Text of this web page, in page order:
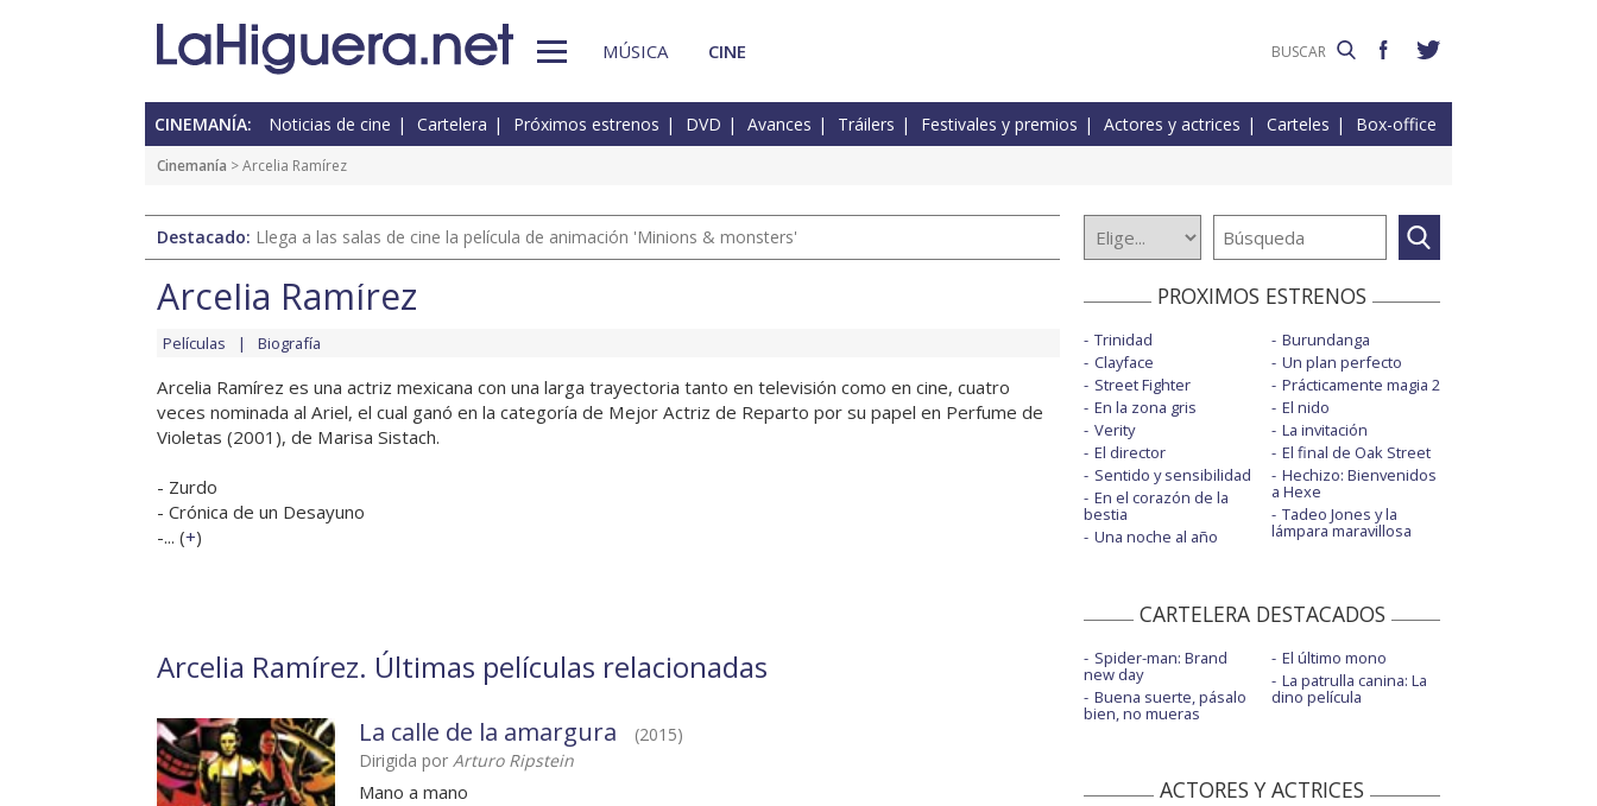
MÚSICA CINE
CINEMANÍA: Noticias de cine Cartelera Próximos estrenos DVD Avances Tráilers Festivales y premios Actores y actrices Carteles Box-office
Cinemanía > Arcelia Ramírez
Destacado: Llega a las salas de cine la película de animación 'Minions & monsters'
Arcelia Ramírez
Películas Biografía
Arcelia Ramírez es una actriz mexicana con una larga trayectoria tanto en televisión como en cine, cuatro
veces nominada al Ariel, el cual ganó en la categoría de Mejor Actriz de Reparto por su papel en Perfume de
Violetas (2001), de Marisa Sistach.
- Zurdo
- Crónica de un Desayuno
-... (+)
Arcelia Ramírez. Últimas películas relacionadas
La calle de la amargura
(2015)
Dirigida por Arturo Ripstein
Mano a mano
PROXIMOS ESTRENOS
Trinidad
Clayface
Street Fighter
En la zona gris
Verity
El director
Sentido y sensibilidad
En el corazón de la
bestia
Una noche al año
Burundanga
Un plan perfecto
Prácticamente magia 2
El nido
La invitación
El final de Oak Street
Hechizo: Bienvenidos
a Hexe
Tadeo Jones y la
lámpara maravillosa
CARTELERA DESTACADOS
Spider-man: Brand
new day
Buena suerte, pásalo
bien, no mueras
El último mono
La patrulla canina: La
dino película
ACTORES Y ACTRICES